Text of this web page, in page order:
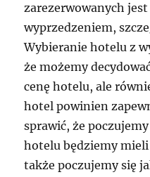
zarezerwowanych
wyprzedzeniem,
Wybieranie hotelu z
że możemy
cenę hotelu, ale
hotel powinien
sprawić, że
hotelu będziemy
także poczujemy się